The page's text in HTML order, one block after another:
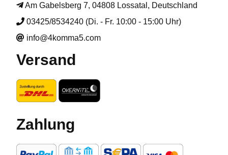
Am Gabelsberg 7, 04808 Lossatal, Deutschland
03425/8534240 (Di. - Fr. 10:00 - 15:00 Uhr)
info@4komma5.com
Versand
Zahlung